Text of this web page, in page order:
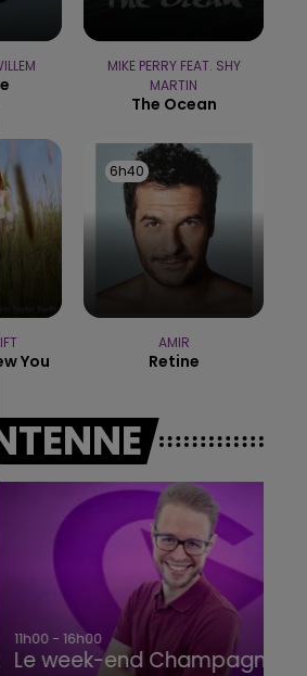
16h00 - 20h00
CHAMPAGNE FM
MIKE PERRY FEAT. SHY
MARTIN
The Ocean
You
6h40
6h40
AMIR
Retine
Champagne FM